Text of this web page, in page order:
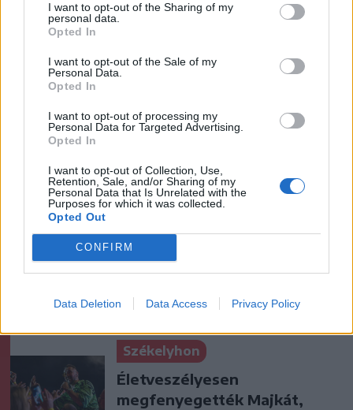
I want to opt-out of the Sharing of my
personal data.
Opted In
I want to opt-out of the Sale of my
Personal Data.
Opted In
I want to opt-out of processing my
Personal Data for Targeted Advertising.
Opted In
I want to opt-out of Collection, Use,
Retention, Sale, and/or Sharing of my
Personal Data that Is Unrelated with the
Purposes for which it was collected.
Opted Out
CONFIRM
Data Deletion Data Access Privacy Policy
Maros megye
szóljon hozzá!
Ezek is érdekelhetik
Székelyhon
Életveszélyesen
megfenyegették Majkát,